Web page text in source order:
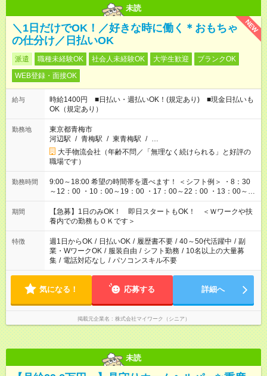
未読
NEW
＼1日だけでOK！／好きな時に働く＊おもちゃ
の仕分け／日払いOK
派遣 職種未経験OK 社会人未経験OK 大学生歓迎
ブランクOK
WEB登録・面接OK
給与
時給1400円 ■日払い・週払いOK！(規定あり) ■現金日払いも
OK（規定あり）
勤務地
東京都青梅市
河辺駅 / 青梅駅 / 東青梅駅 / …
大手物流会社（年齢不問／「無理なく続けられる」と好評の
職場です）
勤務時間
9:00～18:00 希望の時間帯を選べます！ ＜シフト例＞ ・8：30
～12：00 ・10：00～19：00 ・17：00～22：00 ・13：00～
22：00 ・22：00～翌6：00 など
期間
【急募】1日のみOK！ 即日スタートもOK！ ＜Ｗワークや扶
養内での勤務もＯＫです＞
特徴 週1日からOK / 日払いOK / 履歴書不要 / 40～50代活躍中 / 副
業・WワークOK / 服装自由 / シフト勤務 / 10名以上の大量募
集 / 電話対応なし / パソコンスキル不要
気になる！ 応募する 詳細へ
掲載元企業名 株式会社マイワーク（シニア）
未読